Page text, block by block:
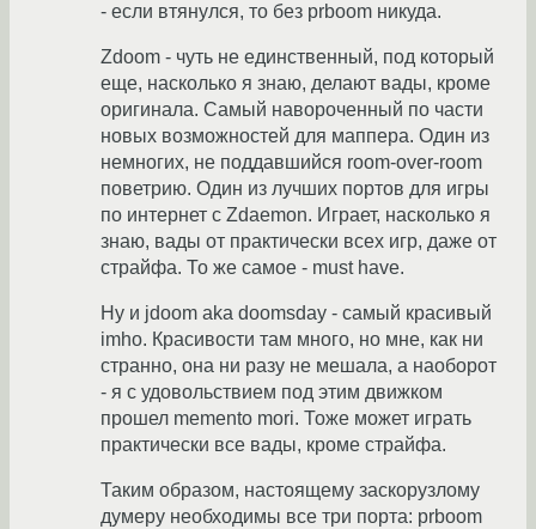
- если втянулся, то без prboom никуда.
Zdoom - чуть не единственный, под который
еще, насколько я знаю, делают вады, кроме
оригинала. Самый навороченный по части
новых возможностей для маппера. Один из
немногих, не поддавшийся room-over-room
поветрию. Один из лучших портов для игры
по интернет с Zdaemon. Играет, насколько я
знаю, вады от практически всех игр, даже от
страйфа. То же самое - must have.
Ну и jdoom aka doomsday - самый красивый
imho. Красивости там много, но мне, как ни
странно, она ни разу не мешала, а наоборот
- я с удовольствием под этим движком
прошел memento mori. Тоже может играть
практически все вады, кроме страйфа.
Таким образом, настоящему заскорузлому
думеру необходимы все три порта: prboom